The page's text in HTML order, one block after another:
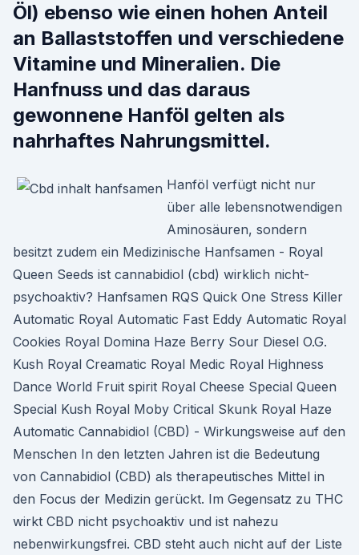
Öl) ebenso wie einen hohen Anteil
an Ballaststoffen und verschiedene
Vitamine und Mineralien. Die
Hanfnuss und das daraus
gewonnene Hanföl gelten als
nahrhaftes Nahrungsmittel.
Hanföl verfügt nicht nur
über alle lebensnotwendigen
Aminosäuren, sondern
besitzt zudem ein Medizinische Hanfsamen - Royal
Queen Seeds ist cannabidiol (cbd) wirklich nicht-
psychoaktiv? Hanfsamen RQS Quick One Stress Killer
Automatic Royal Automatic Fast Eddy Automatic Royal
Cookies Royal Domina Haze Berry Sour Diesel O.G.
Kush Royal Creamatic Royal Medic Royal Highness
Dance World Fruit spirit Royal Cheese Special Queen
Special Kush Royal Moby Critical Skunk Royal Haze
Automatic Cannabidiol (CBD) - Wirkungsweise auf den
Menschen In den letzten Jahren ist die Bedeutung
von Cannabidiol (CBD) als therapeutisches Mittel in
den Focus der Medizin gerückt. Im Gegensatz zu THC
wirkt CBD nicht psychoaktiv und ist nahezu
nebenwirkungsfrei. CBD steht auch nicht auf der Liste